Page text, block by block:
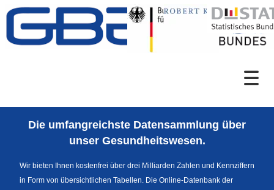
Zum Inhalt
Sprachumschaltung
Die umfangreichste Datensammlung über
unser Gesundheitswesen.
Wir bieten Ihnen kostenfrei über drei Milliarden Zahlen und Kennziffern
in Form von übersichtlichen Tabellen. Die Online-Datenbank der